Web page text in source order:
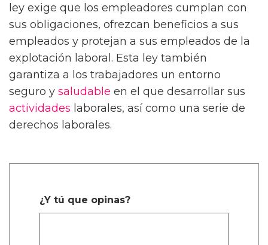
ley exige que los empleadores cumplan con
sus obligaciones, ofrezcan beneficios a sus
empleados y protejan a sus empleados de la
explotación laboral. Esta ley también
garantiza a los trabajadores un entorno
seguro y saludable en el que desarrollar sus
actividades laborales, así como una serie de
derechos laborales.
¿Y tú que opinas?